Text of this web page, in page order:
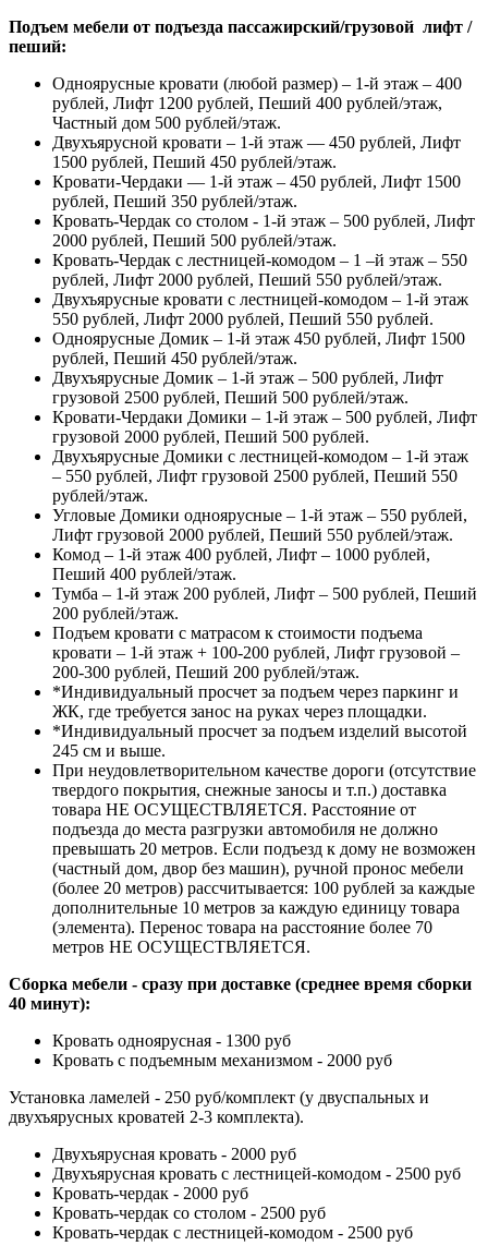
Подъем мебели от подъезда пассажирский/грузовой лифт /
пеший:
Одноярусные кровати (любой размер) – 1-й этаж – 400
рублей, Лифт 1200 рублей, Пеший 400 рублей/этаж,
Частный дом 500 рублей/этаж.
Двухъярусной кровати – 1-й этаж — 450 рублей, Лифт
1500 рублей, Пеший 450 рублей/этаж.
Кровати-Чердаки — 1-й этаж – 450 рублей, Лифт 1500
рублей, Пеший 350 рублей/этаж.
Кровать-Чердак со столом - 1-й этаж – 500 рублей, Лифт
2000 рублей, Пеший 500 рублей/этаж.
Кровать-Чердак с лестницей-комодом – 1 –й этаж – 550
рублей, Лифт 2000 рублей, Пеший 550 рублей/этаж.
Двухъярусные кровати с лестницей-комодом – 1-й этаж
550 рублей, Лифт 2000 рублей, Пеший 550 рублей.
Одноярусные Домик – 1-й этаж 450 рублей, Лифт 1500
рублей, Пеший 450 рублей/этаж.
Двухъярусные Домик – 1-й этаж – 500 рублей, Лифт
грузовой 2500 рублей, Пеший 500 рублей/этаж.
Кровати-Чердаки Домики – 1-й этаж – 500 рублей, Лифт
грузовой 2000 рублей, Пеший 500 рублей.
Двухъярусные Домики с лестницей-комодом – 1-й этаж
– 550 рублей, Лифт грузовой 2500 рублей, Пеший 550
рублей/этаж.
Угловые Домики одноярусные – 1-й этаж – 550 рублей,
Лифт грузовой 2000 рублей, Пеший 550 рублей/этаж.
Комод – 1-й этаж 400 рублей, Лифт – 1000 рублей,
Пеший 400 рублей/этаж.
Тумба – 1-й этаж 200 рублей, Лифт – 500 рублей, Пеший
200 рублей/этаж.
Подъем кровати с матрасом к стоимости подъема
кровати – 1-й этаж + 100-200 рублей, Лифт грузовой –
200-300 рублей, Пеший 200 рублей/этаж.
*Индивидуальный просчет за подъем через паркинг и
ЖК, где требуется занос на руках через площадки.
*Индивидуальный просчет за подъем изделий высотой
245 см и выше.
При неудовлетворительном качестве дороги (отсутствие
твердого покрытия, снежные заносы и т.п.) доставка
товара НЕ ОСУЩЕСТВЛЯЕТСЯ. Расстояние от
подъезда до места разгрузки автомобиля не должно
превышать 20 метров. Если подъезд к дому не возможен
(частный дом, двор без машин), ручной пронос мебели
(более 20 метров) рассчитывается: 100 рублей за каждые
дополнительные 10 метров за каждую единицу товара
(элемента). Перенос товара на расстояние более 70
метров НЕ ОСУЩЕСТВЛЯЕТСЯ.
Сборка мебели - сразу при доставке (среднее время сборки
40 минут):
Кровать одноярусная - 1300 руб
Кровать с подъемным механизмом - 2000 руб
Установка ламелей - 250 руб/комплект (у двуспальных и
двухъярусных кроватей 2-3 комплекта).
Двухъярусная кровать - 2000 руб
Двухъярусная кровать с лестницей-комодом - 2500 руб
Кровать-чердак - 2000 руб
Кровать-чердак со столом - 2500 руб
Кровать-чердак с лестницей-комодом - 2500 руб